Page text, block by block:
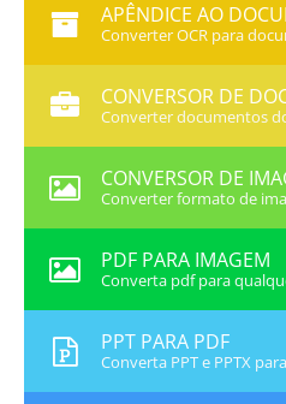
APÊNDICE AO
Converter OCR para
CONVERSOR DE
Converter documentos
CONVERSOR DE
Converter formato de
PDF PARA IMAGEM
Converta pdf para
PPT PARA PDF
Converta PPT e PPTX